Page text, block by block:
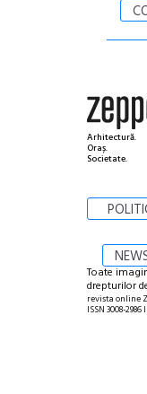
Arhitectură.
Oraș.
Societate.
Toate
drepturilor
revista online
ISSN 3008-2986